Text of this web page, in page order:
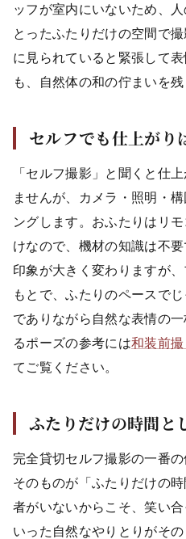
ッフが室内にいないため、
とったふたりだけの空間で
に見られていると緊張して
も、自然体の和の佇まいを
セルフでも仕上がり
「セルフ撮影」と聞くと仕
ませんが、カメラ・照明・
ングします。おふたりはリ
けなので、機材の知識は不
印象が大きく変わりますが
もとで、ふたりのペースで
でありながら自然な表情の
るポーズの参考には和装前
てご覧ください。
ふたりだけの時間と
完全貸切セルフ撮影の一番
そのものが「ふたりだけの
者がいないからこそ、笑い
いった自然なやりとりがそ